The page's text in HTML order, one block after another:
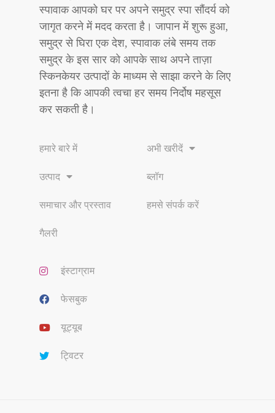
स्पावाक आपको घर पर अपने समुद्र स्पा सौंदर्य को
जागृत करने में मदद करता है। जापान में शुरू हुआ,
समुद्र से घिरा एक देश, स्पावाक लंबे समय तक
समुद्र के इस सार को आपके साथ अपने ताज़ा
स्किनकेयर उत्पादों के माध्यम से साझा करने के लिए
इतना है कि आपकी त्वचा हर समय निर्दोष महसूस
कर सकती है।
हमारे बारे में
उत्पाद
समाचार और प्रस्ताव
गैलरी
अभी खरीदें
ब्लॉग
हमसे संपर्क करें
इंस्टाग्राम
फेसबुक
यूट्यूब
ट्विटर